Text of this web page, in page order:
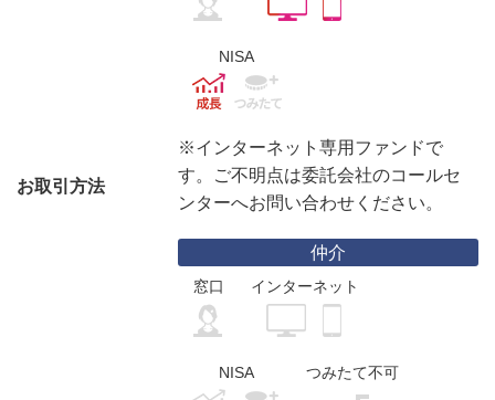
お取引方法
NISA
※インターネット専用ファンドで
す。ご不明点は委託会社のコールセ
ンターへお問い合わせください。
仲介
窓口 インターネット
NISA つみたて不可